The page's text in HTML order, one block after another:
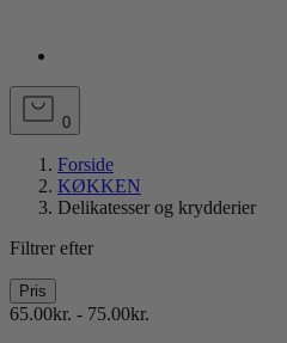
0
Forside
KØKKEN
Delikatesser og krydderier
Filtrer efter
Pris
65.00kr. - 75.00kr.